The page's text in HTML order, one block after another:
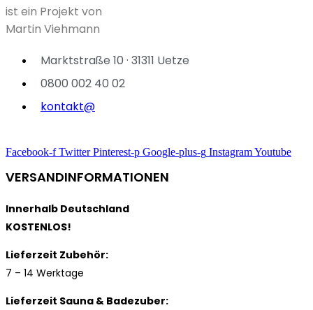
ist ein Projekt von
Martin Viehmann
Marktstraße 10 · 31311 Uetze
0800 002 40 02
kontakt@
Facebook-f Twitter Pinterest-p Google-plus-g InstagramYoutube
VERSANDINFORMATIONEN
Innerhalb Deutschland
KOSTENLOS!
Lieferzeit Zubehör:
7 – 14 Werktage
Lieferzeit Sauna & Badezuber: